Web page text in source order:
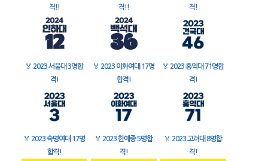
격!!
격!!
격!
🏅 2023 서울대 3명합
격!
🏅 2023 이화여대 17명
합격!
🏅 2023 홍익대 71명합
격!
🏅 2023 숙명여대 17명
합격!
🏅 2023 한예종 5명합
격!
🏅 2023 고려대 8명합
격!